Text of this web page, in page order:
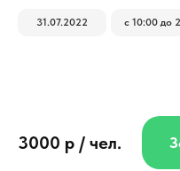
3000 р / чел.
31.07.2022 с 10:00 до